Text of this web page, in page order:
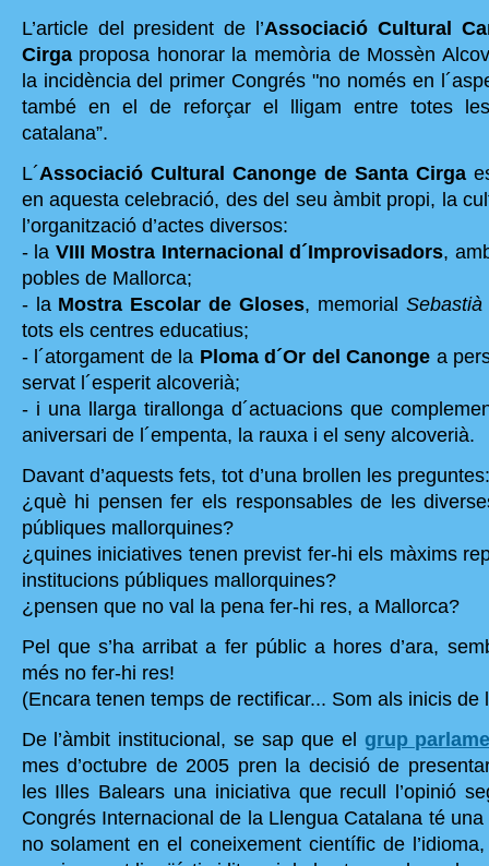
L’article del president de l’Associació Cultural
Cirga proposa honorar la memòria de Mossèn
la incidència del primer Congrés "no només en
també en el de reforçar el lligam entre totes
catalana”.
L´Associació Cultural Canonge de Santa Cirga
en aquesta celebració, des del seu àmbit propi, la
l’organització d’actes diversos:
- la VIII Mostra Internacional d´Improvisadors,
pobles de Mallorca;
- la Mostra Escolar de Gloses, memorial
tots els centres educatius;
- l´atorgament de la Ploma d´Or del Canonge a
servat l´esperit alcoverià;
- i una llarga tirallonga d´actuacions que
aniversari de l´empenta, la rauxa i el seny alcoverià.
Davant d’aquests fets, tot d’una brollen les preguntes:
¿què hi pensen fer els responsables de les
públiques mallorquines?
¿quines iniciatives tenen previst fer-hi els màxims
institucions públiques mallorquines?
¿pensen que no val la pena fer-hi res, a Mallorca?
Pel que s’ha arribat a fer públic a hores d’ara,
més no fer-hi res!
(Encara tenen temps de rectificar... Som als inicis de
De l’àmbit institucional, se sap que el grup
mes d’octubre de 2005 pren la decisió de
les Illes Balears una iniciativa que recull l’opinió
Congrés Internacional de la Llengua Catalana té
no solament en el coneixement científic de